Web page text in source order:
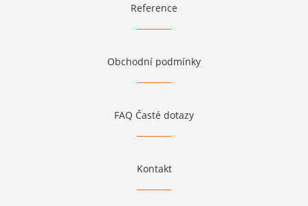
Reference
Obchodní podmínky
FAQ Časté dotazy
Kontakt